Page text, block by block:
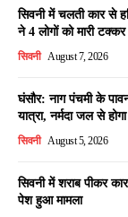
सिवनी में चलती कार से
ने 4 लोगों को मारी टक्कर
सिवनी August 7, 2026
घंसौर: नाग पंचमी के
यात्रा, नर्मदा जल से
सिवनी August 5, 2026
सिवनी में शराब पीकर
पेश हुआ मामला